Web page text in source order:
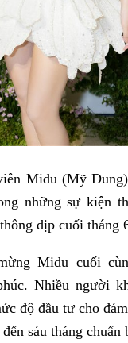
Midu (Mỹ Dung)
những sự kiện
dịp cuối tháng
Midu cuối
Nhiều người
độ đầu tư cho
sáu tháng